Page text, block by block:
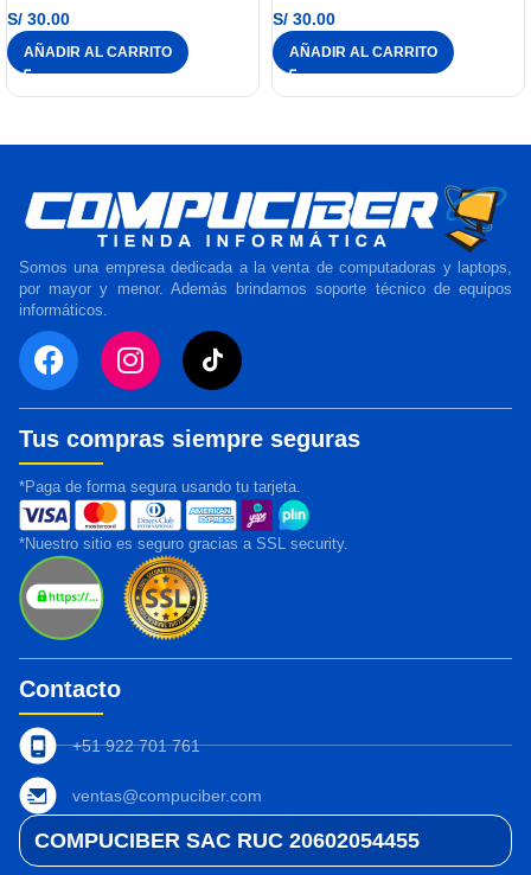
S/ 30.00
AÑADIR AL CARRITO
S/ 30.00
AÑADIR AL CARRITO
Somos una empresa dedicada a la venta de computadoras y laptops,
por mayor y menor. Además brindamos soporte técnico de equipos
informáticos.
Tus compras siempre seguras
*Paga de forma segura usando tu tarjeta.
*Nuestro sitio es seguro gracias a SSL security.
Contacto
+51 922 701 761
ventas@compuciber.com
COMPUCIBER SAC RUC 20602054455